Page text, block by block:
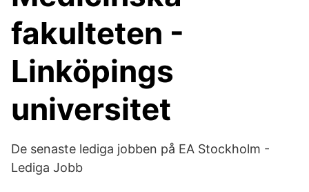
fakulteten -
Linköpings
universitet
De senaste lediga jobben på EA Stockholm -
Lediga Jobb